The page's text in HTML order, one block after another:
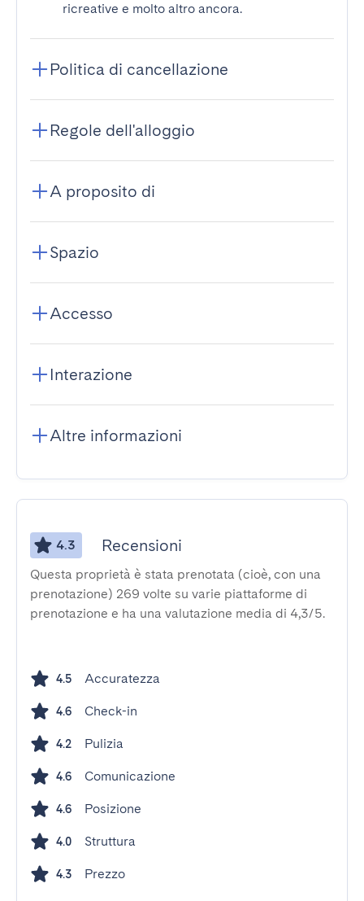
ricreative e molto altro ancora.
Politica di cancellazione
Regole dell'alloggio
A proposito di
Spazio
Accesso
Interazione
Altre informazioni
4.3 Recensioni
Questa proprietà è stata prenotata (cioè, con una
prenotazione) 269 volte su varie piattaforme di
prenotazione e ha una valutazione media di 4,3/5.
4.5 Accuratezza
4.6 Check-in
4.2 Pulizia
4.6 Comunicazione
4.6 Posizione
4.0 Struttura
4.3 Prezzo